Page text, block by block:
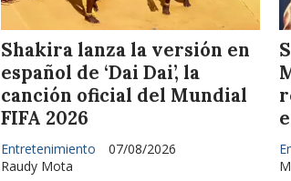
Shakira lanza la versión en
español de ‘Dai Dai’, la
canción oficial del Mundial
FIFA 2026
Raudy Mota
Entretenimiento 07/08/2026